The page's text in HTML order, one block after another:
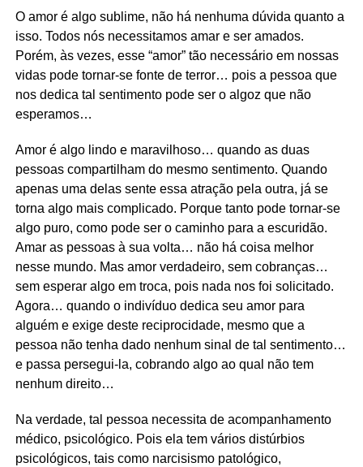
O amor é algo sublime, não há nenhuma dúvida quanto a
isso. Todos nós necessitamos amar e ser amados.
Porém, às vezes, esse “amor” tão necessário em nossas
vidas pode tornar-se fonte de terror… pois a pessoa que
nos dedica tal sentimento pode ser o algoz que não
esperamos…
Amor é algo lindo e maravilhoso… quando as duas
pessoas compartilham do mesmo sentimento. Quando
apenas uma delas sente essa atração pela outra, já se
torna algo mais complicado. Porque tanto pode tornar-se
algo puro, como pode ser o caminho para a escuridão.
Amar as pessoas à sua volta… não há coisa melhor
nesse mundo. Mas amor verdadeiro, sem cobranças…
sem esperar algo em troca, pois nada nos foi solicitado.
Agora… quando o indivíduo dedica seu amor para
alguém e exige deste reciprocidade, mesmo que a
pessoa não tenha dado nenhum sinal de tal sentimento…
e passa persegui-la, cobrando algo ao qual não tem
nenhum direito…
Na verdade, tal pessoa necessita de acompanhamento
médico, psicológico. Pois ela tem vários distúrbios
psicológicos, tais como narcisismo patológico,